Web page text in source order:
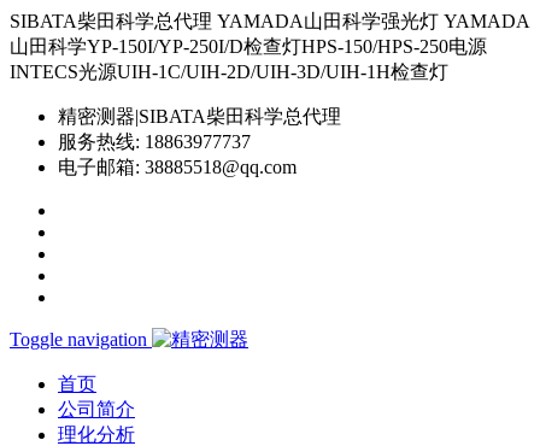
SIBATA柴田科学总代理 YAMADA山田科学强光灯 YAMADA
山田科学YP-150I/YP-250I/D检查灯HPS-150/HPS-250电源
INTECS光源UIH-1C/UIH-2D/UIH-3D/UIH-1H检查灯
精密测器|SIBATA柴田科学总代理
服务热线: 18863977737
电子邮箱: 38885518@qq.com
Toggle navigation
首页
公司简介
理化分析